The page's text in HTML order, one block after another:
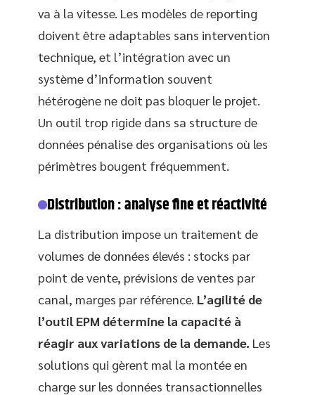
va à la vitesse. Les modèles de reporting
doivent être adaptables sans intervention
technique, et l’intégration avec un
système d’information souvent
hétérogène ne doit pas bloquer le projet.
Un outil trop rigide dans sa structure de
données pénalise des organisations où les
périmètres bougent fréquemment.
Distribution : analyse fine et réactivité
La distribution impose un traitement de
volumes de données élevés : stocks par
point de vente, prévisions de ventes par
canal, marges par référence. L’agilité de
l’outil EPM détermine la capacité à
réagir aux variations de la demande. Les
solutions qui gèrent mal la montée en
charge sur les données transactionnelles